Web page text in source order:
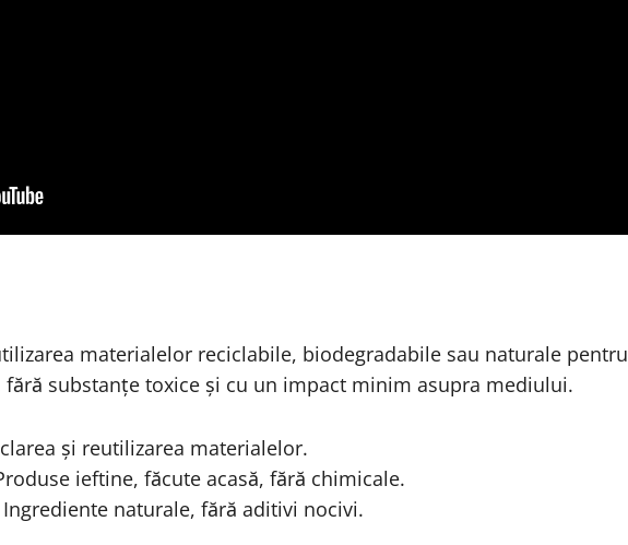
materialelor reciclabile, biodegradabile sau naturale pentru
substanțe toxice și cu un impact minim asupra mediului.
și reutilizarea materialelor.
ieftine, făcute acasă, fără chimicale.
Ingrediente naturale, fără aditivi nocivi.